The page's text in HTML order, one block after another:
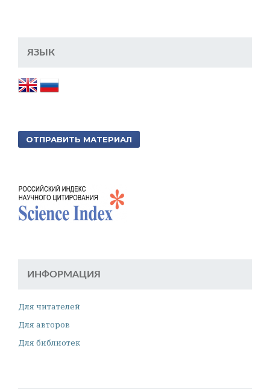
ЯЗЫК
ОТПРАВИТЬ МАТЕРИАЛ
ИНФОРМАЦИЯ
Для читателей
Для авторов
Для библиотек